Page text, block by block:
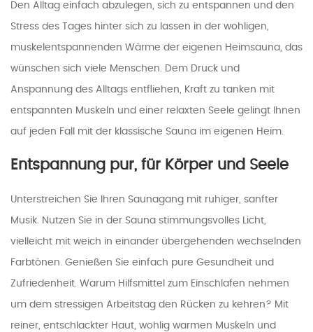
Den Alltag einfach abzulegen, sich zu entspannen und den
Stress des Tages hinter sich zu lassen in der wohligen,
muskelentspannenden Wärme der eigenen Heimsauna, das
wünschen sich viele Menschen. Dem Druck und
Anspannung des Alltags entfliehen, Kraft zu tanken mit
entspannten Muskeln und einer relaxten Seele gelingt Ihnen
auf jeden Fall mit der klassische Sauna im eigenen Heim.
Entspannung pur, für Körper und Seele
Unterstreichen Sie Ihren Saunagang mit ruhiger, sanfter
Musik. Nutzen Sie in der Sauna stimmungsvolles Licht,
vielleicht mit weich in einander übergehenden wechselnden
Farbtönen. Genießen Sie einfach pure Gesundheit und
Zufriedenheit. Warum Hilfsmittel zum Einschlafen nehmen
um dem stressigen Arbeitstag den Rücken zu kehren? Mit
reiner, entschlackter Haut, wohlig warmen Muskeln und